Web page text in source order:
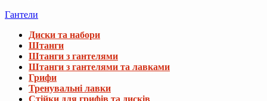
Гантели
Диски та набори
Штанги
Штанги з гантелями
Штанги з гантелями та лавками
Грифи
Тренувальні лавки
Стійки для грифів та дисків